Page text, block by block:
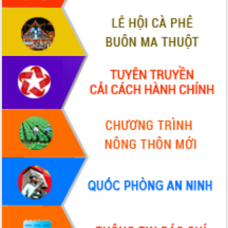
sầu riêng tại Đắk Lắk
Trình diễn nghệ thuật chế biến các
món ăn từ sầu riêng
Đắk Lắk công bố Quy hoạch và xúc
tiến đầu tư tỉnh
Ngành cá ngừ Đắk Lắk chủ động thích
ứng để giữ vững thị trường xuất khẩu
Diễn đàn Kinh tế tư nhân Việt Nam đột
phá cơ chế - Hợp tác công tư
Đề án 06 tạo bước ngoặt đột phá trong
cải cách hành chính tỉnh Đắk Lắk
Kết nối tour, đẩy mạnh chuyển đổi số
để phát triển du lịch Đắk Lắk
Khởi động Dự án Đầu tư xây dựng hạ
tầng kỹ thuật Cụm công nghiệp Tân
Tiến
Gặp mặt các cơ quan báo chí nhân Kỷ
niệm 101 năm Ngày Báo chí Cách
mạng Việt Nam
Đắk Lắk sơ kết 4 năm triển khai thực